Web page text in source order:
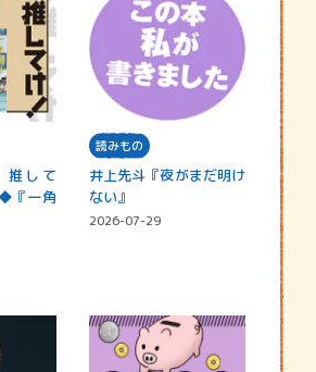
推して
『一角
読みもの
井上先斗『夜がまだ明け
ない』
2026-07-29